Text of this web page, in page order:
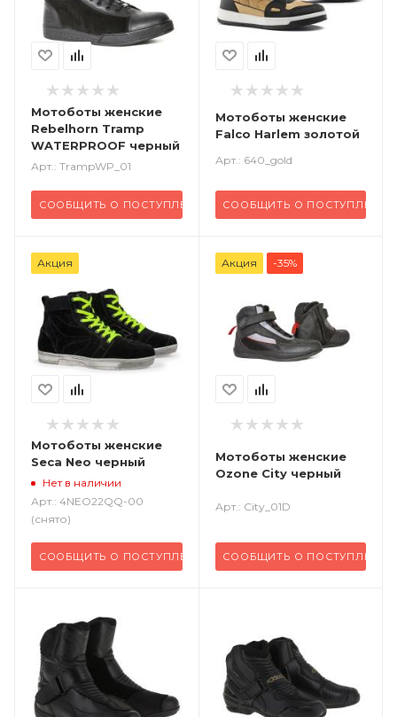
Мотоботы женские
Rebelhorn Tramp
WATERPROOF черный
Арт.: TrampWP_01
СООБЩИТЬ О ПОСТУПЛЕНИИ
Мотоботы женские
Falco Harlem золотой
Арт.: 640_gold
СООБЩИТЬ О ПОСТУПЛЕНИИ
Акция
Мотоботы женские
Seca Neo черный
Нет в наличии
Арт.: 4NEO22QQ-00
(снято)
СООБЩИТЬ О ПОСТУПЛЕНИИ
Акция -35%
Мотоботы женские
Ozone City черный
Арт.: City_01D
СООБЩИТЬ О ПОСТУПЛЕНИИ